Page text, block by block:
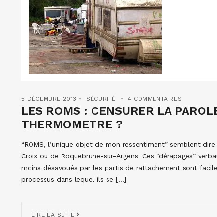
5 DÉCEMBRE 2013 SÉCURITÉ 4 COMMENTAIRES
LES ROMS : CENSURER LA
THERMOMETRE ?
“ROMS, l’unique objet de mon ressentiment” semblent
Croix ou de Roquebrune-sur-Argens. Ces “dérapages”
moins désavoués par les partis de rattachement sont
processus dans lequel ils se […]
LIRE LA SUITE